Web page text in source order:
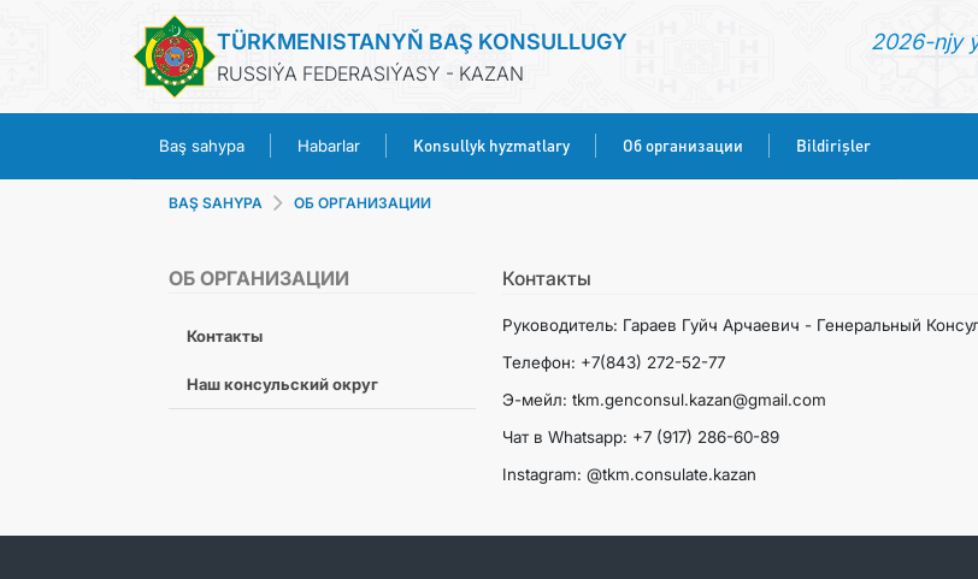
TÜRKMENISTANYŇ BAŞ KONSULLUGY
RUSSIÝA FEDERASIÝASY - KAZAN
2026-njy
Baş sahypa Habarlar Konsullyk hyzmatlary Об организации Bildirişler
KONSULLYK HYZMATLARY
ОБ ОРГАНИЗАЦИИ
BAŞ SAHYPA ОБ ОРГАНИЗАЦИИ
ОБ ОРГАНИЗАЦИИ
Контакты
Наш консульский округ
Контакты
Руководитель: Гараев Гуйч Арчаевич - Генеральный
Телефон: +7(843) 272-52-77
Э-мейл: tkm.genconsul.kazan@gmail.com
Чат в Whatsapp: +7 (917) 286-60-89
Instagram: @tkm.consulate.kazan